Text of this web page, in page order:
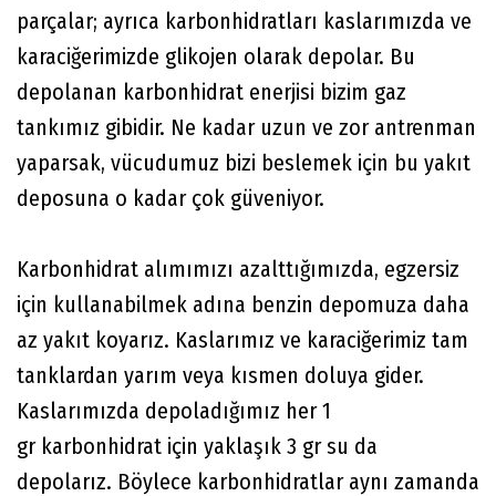
parçalar; ayrıca karbonhidratları kaslarımızda ve
karaciğerimizde glikojen olarak depolar. Bu
depolanan karbonhidrat enerjisi bizim gaz
tankımız gibidir. Ne kadar uzun ve zor antrenman
yaparsak, vücudumuz bizi beslemek için bu yakıt
deposuna o kadar çok güveniyor.
Karbonhidrat alımımızı azalttığımızda, egzersiz
için kullanabilmek adına benzin depomuza daha
az yakıt koyarız. Kaslarımız ve karaciğerimiz tam
tanklardan yarım veya kısmen doluya gider.
Kaslarımızda depoladığımız her 1
gr karbonhidrat için yaklaşık 3 gr su da
depolarız. Böylece karbonhidratlar aynı zamanda